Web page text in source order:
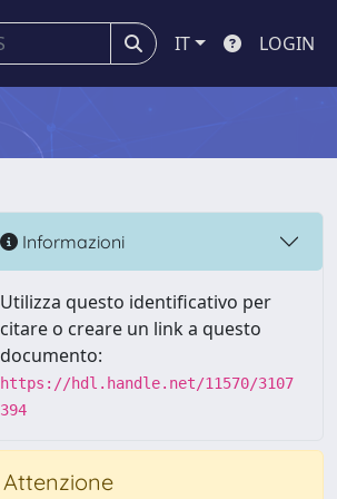
IT LOGIN
Informazioni
Utilizza questo identificativo per
citare o creare un link a questo
documento:
https://hdl.handle.net/11570/3107
394
Attenzione